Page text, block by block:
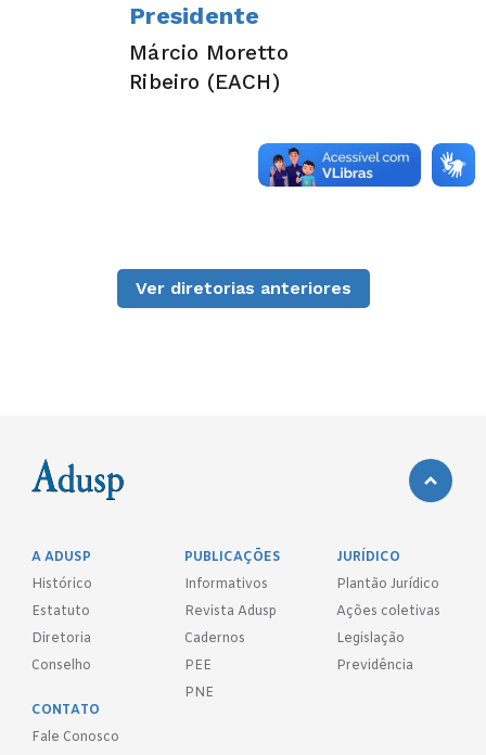
Presidente
Márcio Moretto
Ribeiro (EACH)
Ver diretorias anteriores
Cargo
Presidente
Ramos
1ª vice-
presidente
Gabrielle Weber
presidente
A ADUSP
Histórico
Estatuto
Diretoria
Conselho
PUBLICAÇÕES
Informativos
Revista Adusp
Cadernos
PEE
PNE
JURÍDICO
Plantão Jurídico
Ações coletivas
Legislação
Previdência
CONTATO
Fale Conosco